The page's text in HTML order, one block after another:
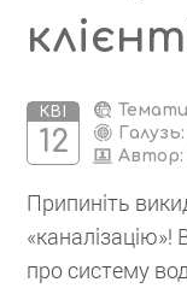
КВІ
12
Припиніть
про систему